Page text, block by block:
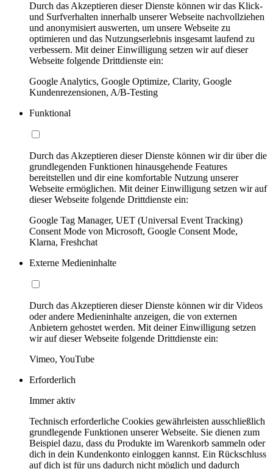
Durch das Akzeptieren dieser Dienste können wir das Klick-
und Surfverhalten innerhalb unserer Webseite nachvollziehen
und anonymisiert auswerten, um unsere Webseite zu
optimieren und das Nutzungserlebnis insgesamt laufend zu
verbessern. Mit deiner Einwilligung setzen wir auf dieser
Webseite folgende Drittdienste ein:
Google Analytics, Google Optimize, Clarity, Google
Kundenrezensionen, A/B-Testing
Funktional
Durch das Akzeptieren dieser Dienste können wir dir über die
grundlegenden Funktionen hinausgehende Features
bereitstellen und dir eine komfortable Nutzung unserer
Webseite ermöglichen. Mit deiner Einwilligung setzen wir auf
dieser Webseite folgende Drittdienste ein:
Google Tag Manager, UET (Universal Event Tracking)
Consent Mode von Microsoft, Google Consent Mode,
Klarna, Freshchat
Externe Medieninhalte
Durch das Akzeptieren dieser Dienste können wir dir Videos
oder andere Medieninhalte anzeigen, die von externen
Anbietern gehostet werden. Mit deiner Einwilligung setzen
wir auf dieser Webseite folgende Drittdienste ein:
Vimeo, YouTube
Erforderlich
Immer aktiv
Technisch erforderliche Cookies gewährleisten ausschließlich
grundlegende Funktionen unserer Webseite. Sie dienen zum
Beispiel dazu, dass du Produkte im Warenkorb sammeln oder
dich in dein Kundenkonto einloggen kannst. Ein Rückschluss
auf dich ist für uns dadurch nicht möglich und dadurch